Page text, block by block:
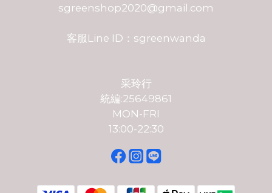
sgreenshop2020@gmail.com
客服Line ID：sgreenwanda
采玲行
統編:25649861
MON-FRI
13:00-22:30